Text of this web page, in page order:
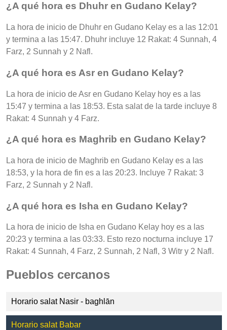
¿A qué hora es Dhuhr en Gudano Kelay?
La hora de inicio de Dhuhr en Gudano Kelay es a las 12:01
y termina a las 15:47. Dhuhr incluye 12 Rakat: 4 Sunnah, 4
Farz, 2 Sunnah y 2 Nafl.
¿A qué hora es Asr en Gudano Kelay?
La hora de inicio de Asr en Gudano Kelay hoy es a las
15:47 y termina a las 18:53. Esta salat de la tarde incluye 8
Rakat: 4 Sunnah y 4 Farz.
¿A qué hora es Maghrib en Gudano Kelay?
La hora de inicio de Maghrib en Gudano Kelay es a las
18:53, y la hora de fin es a las 20:23. Incluye 7 Rakat: 3
Farz, 2 Sunnah y 2 Nafl.
¿A qué hora es Isha en Gudano Kelay?
La hora de inicio de Isha en Gudano Kelay hoy es a las
20:23 y termina a las 03:33. Esto rezo nocturna incluye 17
Rakat: 4 Sunnah, 4 Farz, 2 Sunnah, 2 Nafl, 3 Witr y 2 Nafl.
Pueblos cercanos
Horario salat Nasir - baghlān
Horario salat Babar